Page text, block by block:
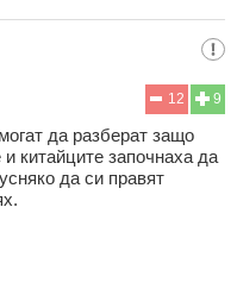
9
12
да разберат защо
китайците започнаха да
да си правят